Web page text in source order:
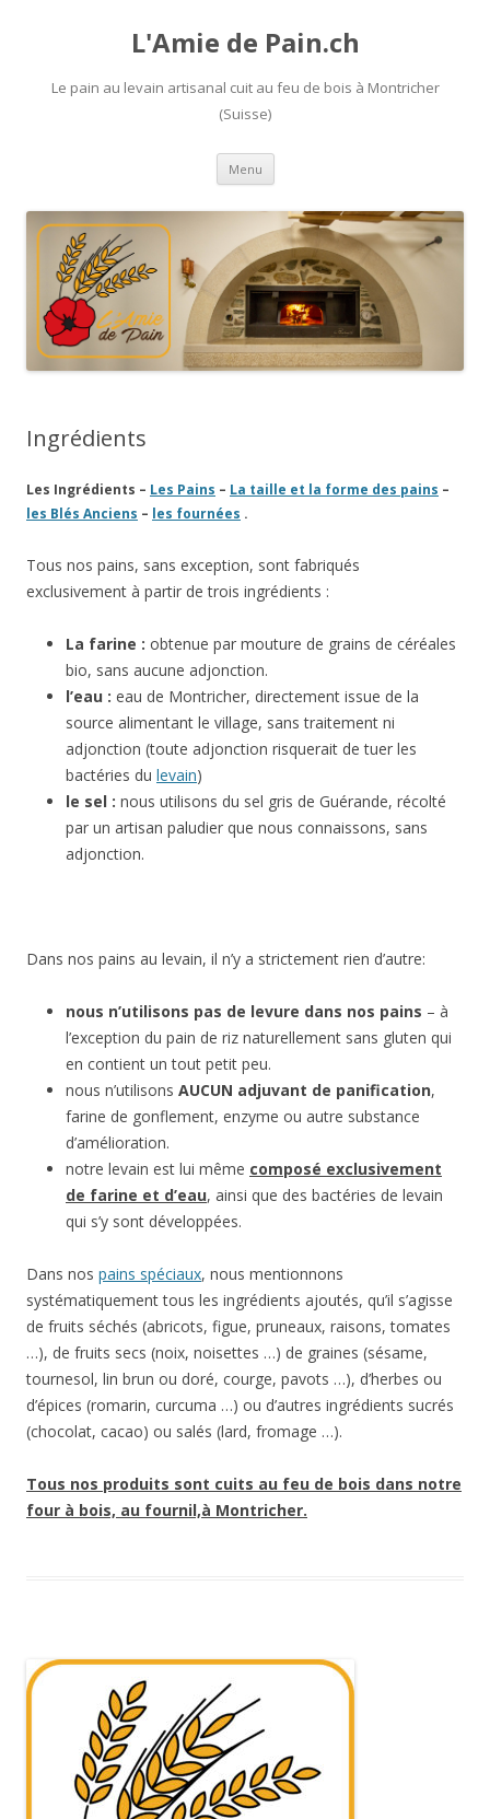
L'Amie de Pain.ch
Le pain au levain artisanal cuit au feu de bois à Montricher
(Suisse)
Menu Aller
contenu
Ingrédients
Les Ingrédients – Les Pains – La taille et la forme des pains –
les Blés Anciens – les fournées .
Tous nos pains, sans exception, sont fabriqués
exclusivement à partir de trois ingrédients :
La farine : obtenue par mouture de grains de céréales
bio, sans aucune adjonction.
l’eau : eau de Montricher, directement issue de la
source alimentant le village, sans traitement ni
adjonction (toute adjonction risquerait de tuer les
bactéries du levain)
le sel : nous utilisons du sel gris de Guérande, récolté
par un artisan paludier que nous connaissons, sans
adjonction.
Dans nos pains au levain, il n’y a strictement rien d’autre:
nous n’utilisons pas de levure dans nos pains – à
l’exception du pain de riz naturellement sans gluten qui
en contient un tout petit peu.
nous n’utilisons AUCUN adjuvant de panification,
farine de gonflement, enzyme ou autre substance
d’amélioration.
notre levain est lui même composé exclusivement
de farine et d’eau, ainsi que des bactéries de levain
qui s’y sont développées.
Dans nos pains spéciaux, nous mentionnons
systématiquement tous les ingrédients ajoutés, qu’il s’agisse
de fruits séchés (abricots, figue, pruneaux, raisons, tomates
…), de fruits secs (noix, noisettes …) de graines (sésame,
tournesol, lin brun ou doré, courge, pavots …), d’herbes ou
d’épices (romarin, curcuma …) ou d’autres ingrédients sucrés
(chocolat, cacao) ou salés (lard, fromage …).
Tous nos produits sont cuits au feu de bois dans notre
four à bois, au fournil,à Montricher.